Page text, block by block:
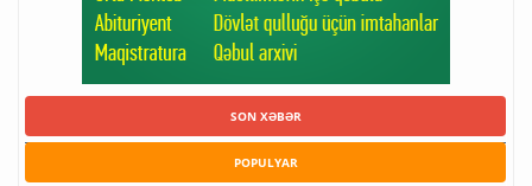
SON XƏBƏR
POPULYAR